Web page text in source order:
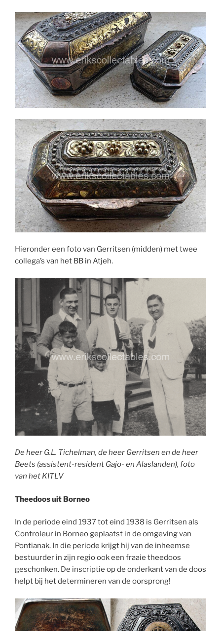
Hieronder een foto van Gerritsen (midden) met twee
collega’s van het BB in Atjeh.
De heer G.L. Tichelman, de heer Gerritsen en de heer
Beets (assistent-resident Gajo- en Alaslanden), foto
van het KITLV
Theedoos uit Borneo
In de periode eind 1937 tot eind 1938 is Gerritsen als
Controleur in Borneo geplaatst in de omgeving van
Pontianak. In die periode krijgt hij van de inheemse
bestuurder in zijn regio ook een fraaie theedoos
geschonken. De inscriptie op de onderkant van de doos
helpt bij het determineren van de oorsprong!